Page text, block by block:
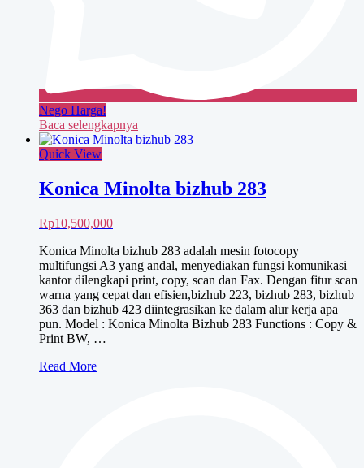
Nego Harga!
Baca selengkapnya
Quick View
Konica Minolta bizhub 283
Rp10,500,000
Konica Minolta bizhub 283 adalah mesin fotocopy
multifungsi A3 yang andal, menyediakan fungsi komunikasi
kantor dilengkapi print, copy, scan dan Fax. Dengan fitur scan
warna yang cepat dan efisien,bizhub 223, bizhub 283, bizhub
363 dan bizhub 423 diintegrasikan ke dalam alur kerja apa
pun. Model : Konica Minolta Bizhub 283 Functions : Copy &
Print BW, …
Konica
Read More